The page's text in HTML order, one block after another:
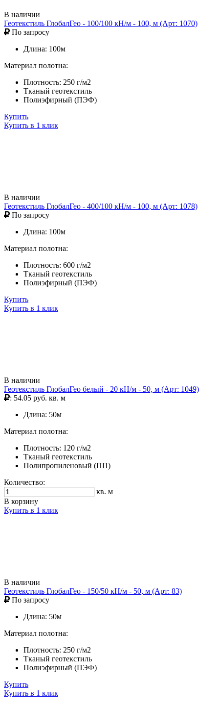
В наличии
Геотекстиль ГлобалГео - 100/100 кН/м - 100, м (Арт: 1070)
По запросу
Длина: 100м
Материал полотна:
Плотность: 250 г/м2
Тканый геотекстиль
Полиэфирный (ПЭФ)
Купить
Купить в 1 клик
В наличии
Геотекстиль ГлобалГео - 400/100 кН/м - 100, м (Арт: 1078)
По запросу
Длина: 100м
Материал полотна:
Плотность: 600 г/м2
Тканый геотекстиль
Полиэфирный (ПЭФ)
Купить
Купить в 1 клик
В наличии
Геотекстиль ГлобалГео белый - 20 кН/м - 50, м (Арт: 1049)
: 54.05 руб. кв. м
Длина: 50м
Материал полотна:
Плотность: 120 г/м2
Тканый геотекстиль
Полипропиленовый (ПП)
Количество:
кв. м
В корзину
Купить в 1 клик
В наличии
Геотекстиль ГлобалГео - 150/50 кН/м - 50, м (Арт: 83)
По запросу
Длина: 50м
Материал полотна:
Плотность: 250 г/м2
Тканый геотекстиль
Полиэфирный (ПЭФ)
Купить
Купить в 1 клик